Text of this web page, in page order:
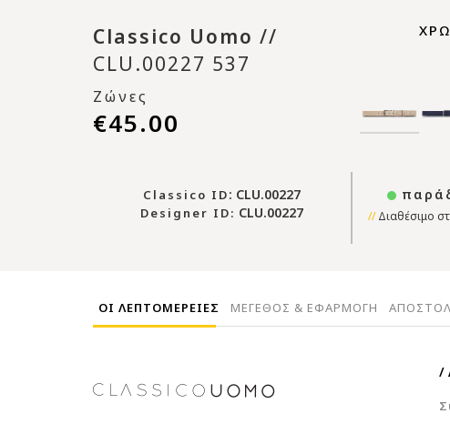
Classico Uomo //
CLU.00227 537
Ζώνες
€45.00
Classico ID: CLU.00227
Designer ID: CLU.00227
Διαθέσιμο
ΟΙ ΛΕΠΤΟΜΕΡΕΙΕΣ ΜΕΓΕΘΟΣ & ΕΦΑΡΜΟΓΗ
/